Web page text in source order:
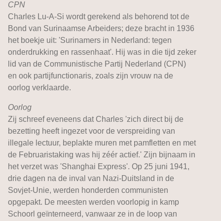
CPN
Charles Lu-A-Si wordt gerekend als behorend tot de
Bond van Surinaamse Arbeiders; deze bracht in 1936
het boekje uit: 'Surinamers in Nederland: tegen
onderdrukking en rassenhaat'. Hij was in die tijd zeker
lid van de Communistische Partij Nederland (CPN)
en ook partijfunctionaris, zoals zijn vrouw na de
oorlog verklaarde.
Oorlog
Zij schreef eveneens dat Charles 'zich direct bij de
bezetting heeft ingezet voor de verspreiding van
illegale lectuur, beplakte muren met pamfletten en met
de Februaristaking was hij zéér actief.' Zijn bijnaam in
het verzet was 'Shanghai Express'. Op 25 juni 1941,
drie dagen na de inval van Nazi-Duitsland in de
Sovjet-Unie, werden honderden communisten
opgepakt. De meesten werden voorlopig in kamp
Schoorl geïnterneerd, vanwaar ze in de loop van